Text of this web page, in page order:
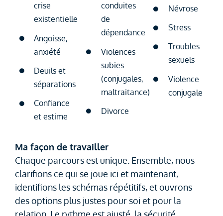
crise
existentielle
Angoisse,
anxiété
Deuils et
séparations
Confiance
et estime
conduites
de
dépendance
Violences
subies
(conjugales,
maltraitance)
Divorce
Névrose
Stress
Troubles
sexuels
Violence
conjugale
Ma façon de travailler
Chaque parcours est unique. Ensemble, nous
clarifions ce qui se joue ici et maintenant,
identifions les schémas répétitifs, et ouvrons
des options plus justes pour soi et pour la